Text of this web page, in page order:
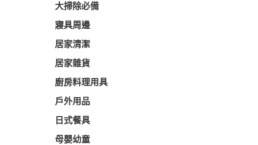
大掃除必備
寢具周邊
居家清潔
居家雜貨
廚房料理用具
戶外用品
日式餐具
母嬰幼童